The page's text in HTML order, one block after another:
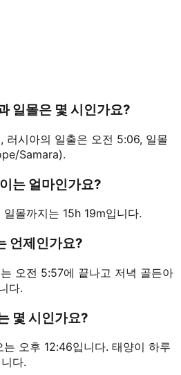
일몰은 몇 시인가요?
시아의 일출은 오전 5:06, 일몰
Samara).
는 얼마인가요?
몰까지는 15h 19m입니다.
언제인가요?
오전 5:57에 끝나고 저녁 골든아
다.
몇 시인가요?
오후 12:46입니다. 태양이 하루
다.